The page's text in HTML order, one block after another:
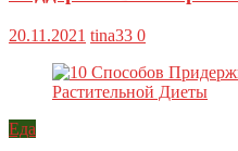
20.11.2021 tina33 0
Еда